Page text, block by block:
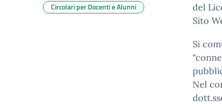
del
Sito
Si
Nel
Circolari per Docenti e Alunni